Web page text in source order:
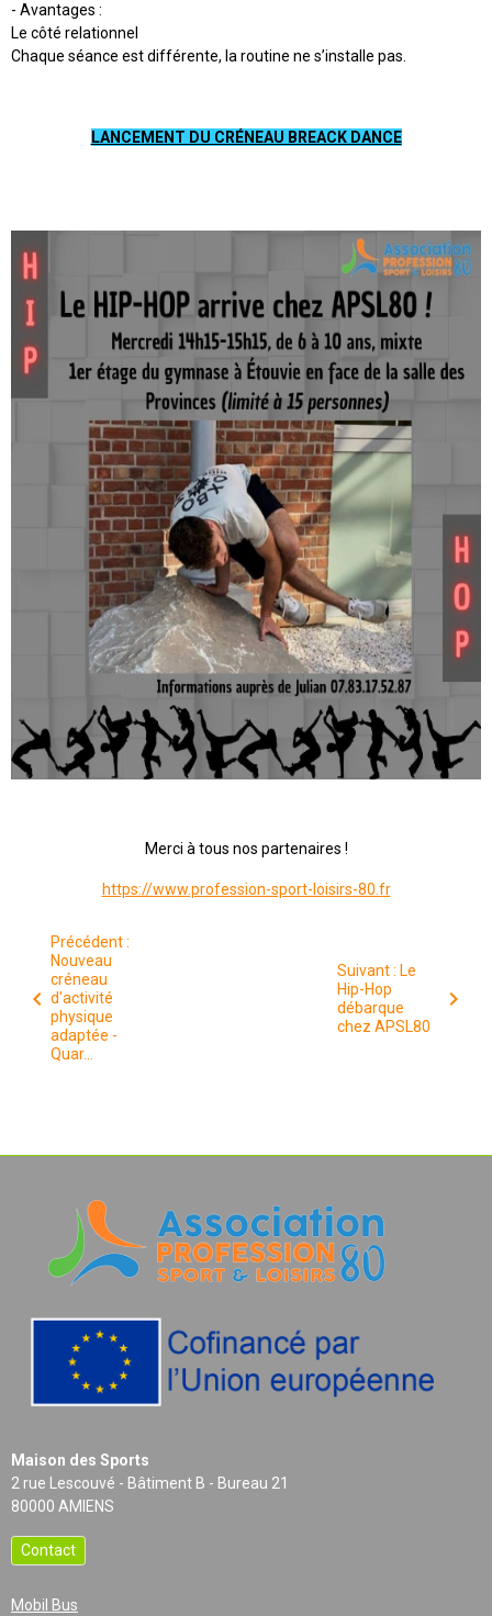
- Avantages :
Le côté relationnel
Chaque séance est différente, la routine ne s’installe pas.
LANCEMENT DU CRÉNEAU BREACK DANCE
Merci à tous nos partenaires !
https://www.profession-sport-loisirs-80.fr
Précédent :
Nouveau
créneau
d'activité
physique
adaptée -
Quar...
Suivant : Le
Hip-Hop
débarque
chez APSL80
Maison des Sports
2 rue Lescouvé - Bâtiment B - Bureau 21
80000 AMIENS
Contact
Mobil Bus